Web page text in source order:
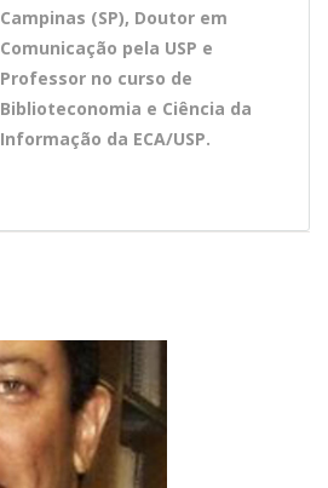
Campinas (SP), Doutor em
Comunicação pela USP e
Professor no curso de
Biblioteconomia e Ciência da
Informação da ECA/USP.